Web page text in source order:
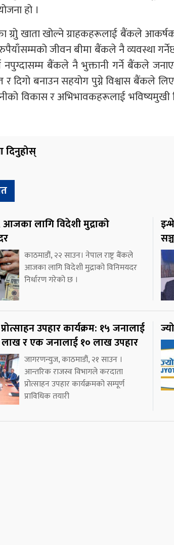
हो ।
खाता खोल्ने ग्राहकहरूलाई बैंकले
जीवन बीमा बैंकले नै व्यवस्था
नपुग्दासम्म बैंकले नै भुक्तानी गर्ने बैंकले
र दिगो बनाउन सहयोग पुग्ने विश्वास बैंकले
विकास र अभिभावकहरूलाई भविष्यमुखी
दिनुहोस्
लागि विदेशी मुद्राको
काठमाडौं, २२ साउन। नेपाल राष्ट्र बैंकले
आजका लागि विदेशी मुद्राको विनिमयदर
निर्धारण गरेको छ ।
उपहार कार्यक्रम: १५ जनालाई
र एक जनालाई १० लाख उपहार
जागरणन्युज, काठमाडौं, २१ साउन ।
आन्तरिक राजस्व विभागले करदाता
प्रोत्साहन उपहार कार्यक्रमको सम्पूर्ण
प्राविधिक तयारी